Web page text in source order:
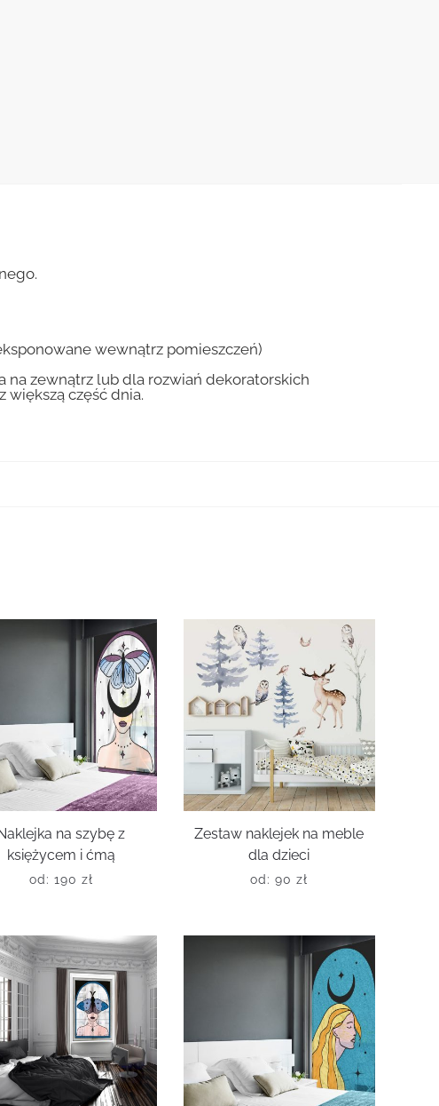
wewnątrz pomieszczeń)
na zewnątrz lub dla rozwiań dekoratorskich
większą część dnia.
na szybę z
księżycem i ćmą
od: 190 zł
Zestaw naklejek na meble
dla dzieci
od:90zł